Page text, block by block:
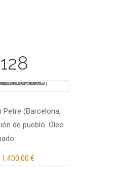
Petre (Barcelona,
de pueblo. Óleo
1.400,00 €